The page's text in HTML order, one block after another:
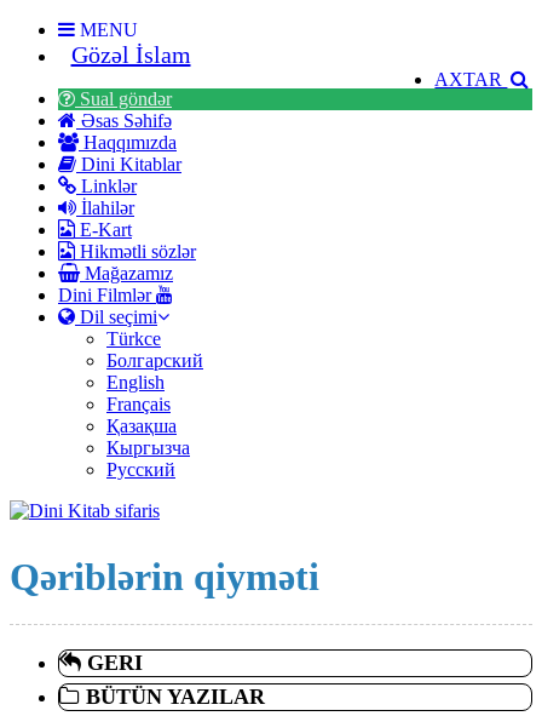
MENU
Gözəl İslam
AXTAR
Sual göndər
Əsas Səhifə
Haqqımızda
Dini Kitablar
Linklər
İlahilər
E-Kart
Hikmətli sözlər
Mağazamız
Dini Filmlər
Dil seçimi
Türkce
Болгарский
English
Français
Қазақша
Кыргызча
Русский
Qəriblərin qiyməti
GERI
BÜTÜN YAZILAR